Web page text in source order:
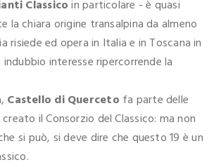
Classicoin particolare - è quasi
la chiara origine transalpina da almeno
risiede ed opera in Italia e in Toscana in
interesse ripercorrende la
Castello di Querceto fa parte delle
il Consorzio del Classico: ma non
si può, si deve dire che questo 19 è un